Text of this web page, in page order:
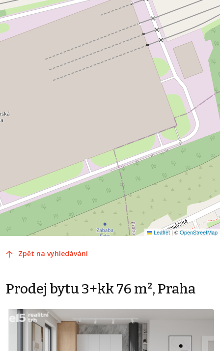
Leaflet|©OpenStreetMap
Zpět na vyhledávání
Prodej bytu 3+kk 76 m², Praha